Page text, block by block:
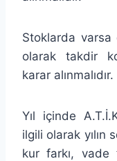
Stoklarda
olarak takdir
karar alınmalıdır.
Yıl içinde
ilgili olarak yılın
kur farkı, vade